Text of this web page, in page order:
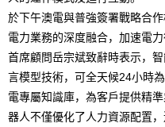
於下午澳電與普強簽署戰略合
電力業務的深度融合，加速電
首席顧問岳宗斌致辭時表示，
言模型技術，可全天候24小時
電專屬知識庫，為客戶提供精
器人不僅優化了人力資源配置